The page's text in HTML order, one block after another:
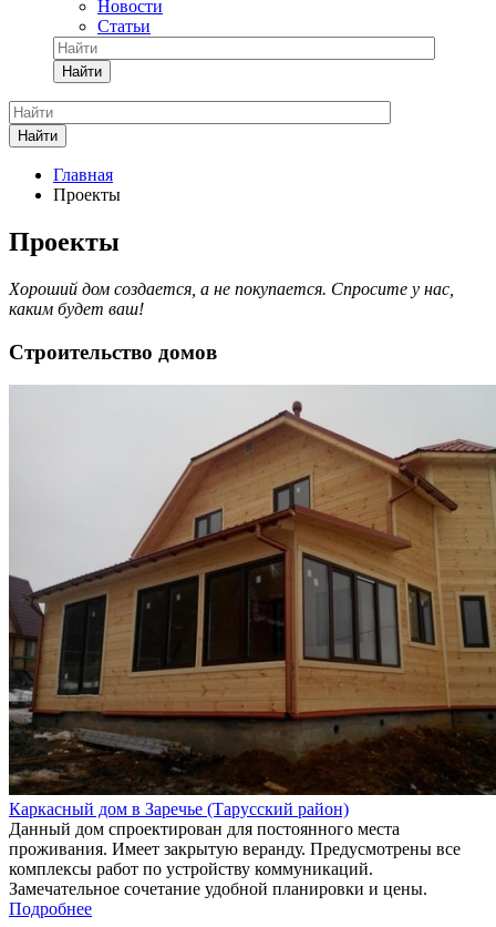
Новости
Статьи
Найти
Найти
Главная
Проекты
Проекты
Хороший дом создается, а не покупается. Спросите у нас,
каким будет ваш!
Строительство домов
Каркасный дом в Заречье (Тарусский район)
Данный дом спроектирован для постоянного места
проживания. Имеет закрытую веранду. Предусмотрены все
комплексы работ по устройству коммуникаций.
Замечательное сочетание удобной планировки и цены.
Подробнее